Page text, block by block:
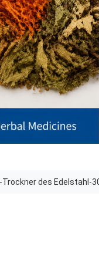
des Edelstahl-